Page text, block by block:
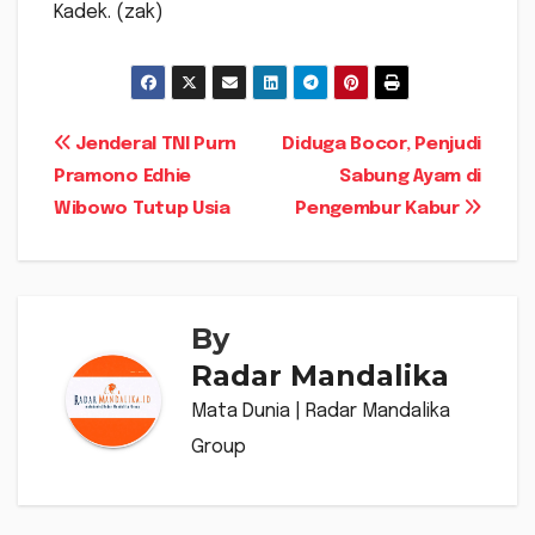
Kadek. (zak)
Navigasi
pos
Diduga Bocor, Penjudi
Sabung Ayam di
Pengembur Kabur
Jenderal TNI Purn
Pramono Edhie
Wibowo Tutup Usia
By
Radar Mandalika
Mata Dunia | Radar Mandalika
Group